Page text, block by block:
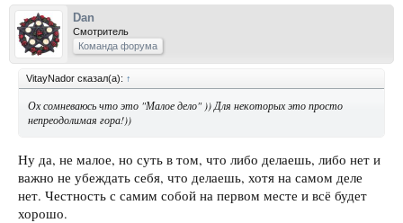
Dan
Смотритель
Команда форума
VitayNador сказал(а): ↑
Ох сомневаюсь что это "Малое дело" )) Для некоторых это просто
непреодолимая гора!))
Ну да, не малое, но суть в том, что либо делаешь, либо нет и
важно не убеждать себя, что делаешь, хотя на самом деле
нет. Честность с самим собой на первом месте и всё будет
хорошо.